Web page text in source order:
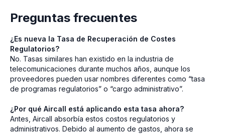
Preguntas frecuentes
¿Es nueva la Tasa de Recuperación de Costes
Regulatorios?
No. Tasas similares han existido en la industria de
telecomunicaciones durante muchos años, aunque los
proveedores pueden usar nombres diferentes como “tasa
de programas regulatorios” o “cargo administrativo”.
¿Por qué Aircall está aplicando esta tasa ahora?
Antes, Aircall absorbía estos costos regulatorios y
administrativos. Debido al aumento de gastos, ahora se